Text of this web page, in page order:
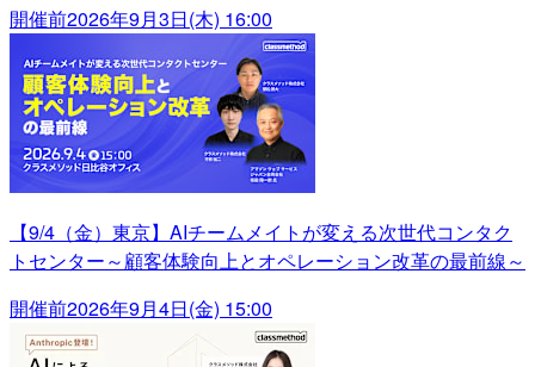
開催前2026年9月3日(木) 16:00
【9/4（金）東京】AIチームメイトが変える次世代コンタク
トセンター～顧客体験向上とオペレーション改革の最前線～
開催前2026年9月4日(金) 15:00